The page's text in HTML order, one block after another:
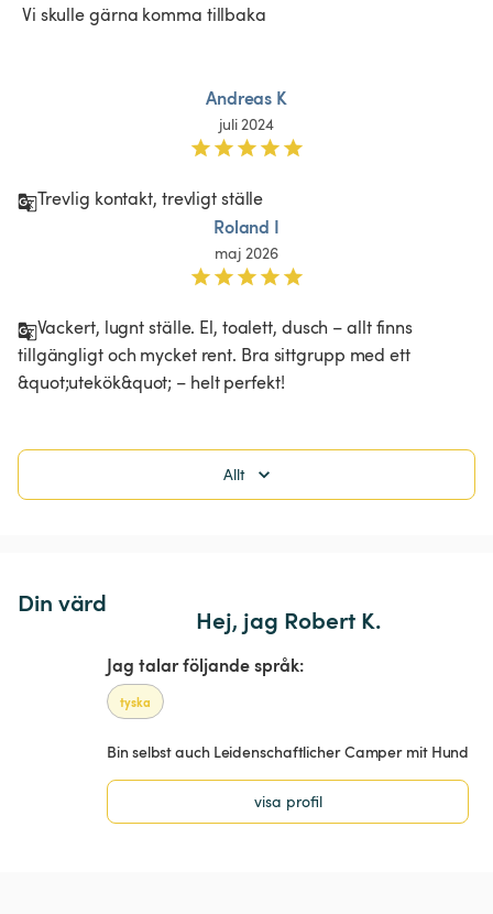
Andreas K
juli 2024
Trevlig kontakt, trevligt ställe
Roland I
maj 2026
Vackert, lugnt ställe. El, toalett, dusch – allt finns
tillgängligt och mycket rent. Bra sittgrupp med ett
&quot;utekök&quot; – helt perfekt!
Allt
Din värd
Hej, jag Robert K.
Jag talar följande språk:
tyska
Bin selbst auch Leidenschaftlicher Camper mit Hund
visa profil